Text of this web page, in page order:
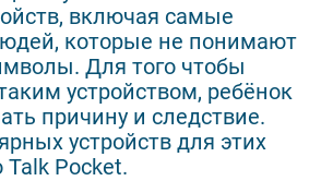
включая самые
которые не понимают
Для того чтобы
устройством, ребёнок
причину и следствие.
устройств для этих
Talk Pocket.